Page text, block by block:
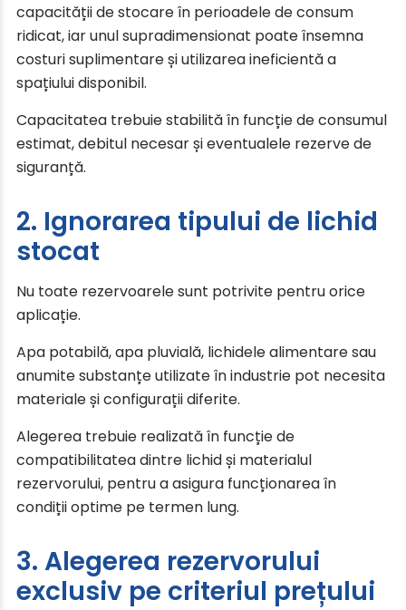
capacității de stocare în perioadele de consum
ridicat, iar unul supradimensionat poate însemna
costuri suplimentare și utilizarea ineficientă a
spațiului disponibil.
Capacitatea trebuie stabilită în funcție de consumul
estimat, debitul necesar și eventualele rezerve de
siguranță.
2. Ignorarea tipului de lichid
stocat
Nu toate rezervoarele sunt potrivite pentru orice
aplicație.
Apa potabilă, apa pluvială, lichidele alimentare sau
anumite substanțe utilizate în industrie pot necesita
materiale și configurații diferite.
Alegerea trebuie realizată în funcție de
compatibilitatea dintre lichid și materialul
rezervorului, pentru a asigura funcționarea în
condiții optime pe termen lung.
3. Alegerea rezervorului
exclusiv pe criteriul prețului